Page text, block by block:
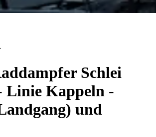
Schlei
Linie Kappeln -
und